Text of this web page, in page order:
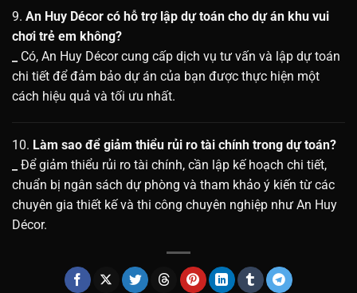
9. An Huy Décor có hỗ trợ lập dự toán cho dự án khu vui
chơi trẻ em không?
Có, An Huy Décor cung cấp dịch vụ tư vấn và lập dự toán
chi tiết để đảm bảo dự án của bạn được thực hiện một
cách hiệu quả và tối ưu nhất.
10. Làm sao để giảm thiểu rủi ro tài chính trong dự toán?
Để giảm thiểu rủi ro tài chính, cần lập kế hoạch chi tiết,
chuẩn bị ngân sách dự phòng và tham khảo ý kiến từ các
chuyên gia thiết kế và thi công chuyên nghiệp như An Huy
Décor.